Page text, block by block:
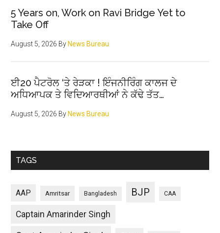
5 Years on, Work on Ravi Bridge Yet to
Take Off
August 5, 2026 By News Bureau
ਈ20 ਪੈਟਰੋਲ ‘ਤੇ ਰੇੜਕਾ ! ਇੰਜਨੀਰਿੰਗ ਕਾਲਜ ਦੇ
ਅਧਿਆਪਕ ਤੇ ਵਿਦਿਆਰਥੀਆਂ ਨੇ ਕੱਢੇ ਤੱਤ…
August 5, 2026 By News Bureau
TAGS
AAP Amritsar Bangladesh BJP CAA
Captain Amarinder Singh